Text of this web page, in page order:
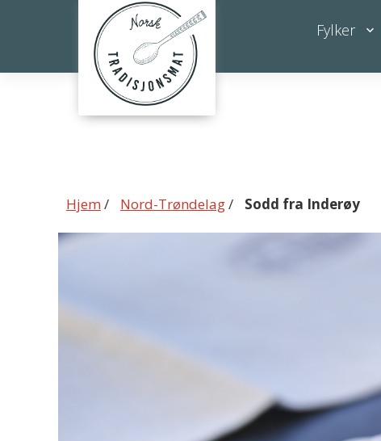
fra
Inderøy
Fylker
Hjem/ Nord-Trøndelag/ Sodd fra Inderøy